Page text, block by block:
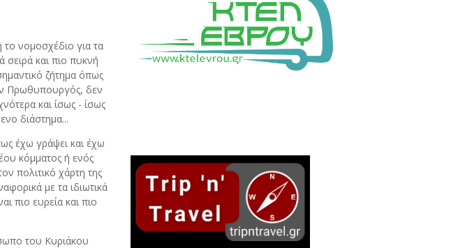
νομοσχέδιο για τα
σειρά και πιο πυκνή
ζήτημα όπως
Πρωθυπουργός, δεν
και ίσως - ίσως
διάστημα...
έχω γράψει και έχω
κόμματος ή ενός
πολιτικό χάρτη της
με τα ιδιωτικά
πιο ευρεία και πιο
του Κυριάκου